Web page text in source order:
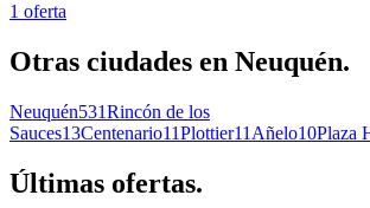
1 oferta
Otras ciudades en Neuquén.
Neuquén531Rincón de los
Sauces13Centenario11Plottier11 Añelo10Plaza
Últimas ofertas.